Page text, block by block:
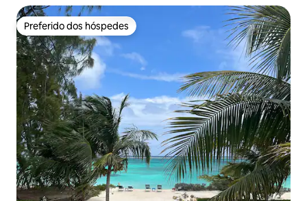
Preferido dos hóspedes
Preferido dos hóspedes